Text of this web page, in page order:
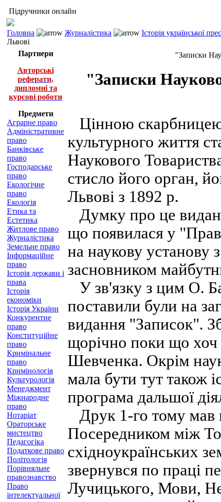
Підручники онлайн
Головна Журналістика
Історія української
Львові
Партнери
Авторські
реферати,
дипломні та
курсові роботи
Предмети
Аграрне право
Адміністративне
право
Банківське
право
Господарське
право
Екологічне
право
Екологія
Етика та
Естетика
Житлове право
Журналістика
Земельне право
Інформаційне
право
Історія держави і
права
Історія
економіки
Історія України
Конкурентне
право
Конституційне
право
Кримінальне
право
Кримінологія
Культурологія
Менеджмент
Міжнародне
право
Нотаріат
Ораторське
мистецтво
Педагогіка
Податкове право
Політологія
Порівняльне
правознавство
Право
інтелектуальної
"Записки
"Записки
Цінною скарбницею
культурного життя
Наукового
стисло його орган,
Львові з 1892 р.
Думку про це
що появилася у
на наукову установу
засновником
У зв'язку з цим О.
поставили були на
видання "Записок".
щорічно поки що хоч
Шевченка. Окрім
мала бути тут також
програма дальшої
Друк 1-го тому мав
Посередником між
східноукраїнських
звернувся по праці
Лучицького, Мови,